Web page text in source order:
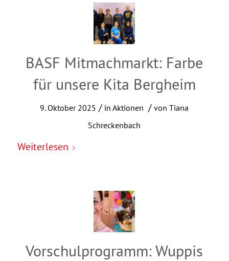
BASF Mitmachmarkt: Farbe
für unsere Kita Bergheim
9. Oktober 2025 / inAktionen / vonTiana
Schreckenbach
Weiterlesen
Vorschulprogramm: Wuppis